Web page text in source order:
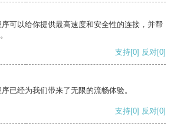
可以给你提供最高速度和安全性的连接，并帮
支持[0] 反对[0]
已经为我们带来了无限的流畅体验。
支持[0] 反对[0]